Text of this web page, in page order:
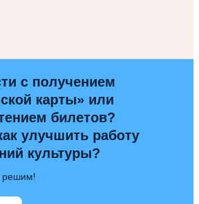
с получением
карты» или
билетов?
улучшить работу
культуры?